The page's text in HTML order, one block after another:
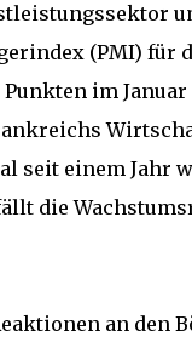
(PMI) für
im Januar
seit einem Jahr
die
an den